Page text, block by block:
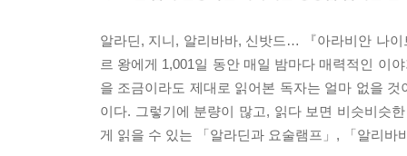
알라딘, 지니, 알리바바, 신밧드… 『아라비안 나
르 왕에게 1,001일 동안 매일 밤마다 매력적인 이
을 조금이라도 제대로 읽어본 독자는 얼마 없을
이다. 그렇기에 분량이 많고, 읽다 보면 비슷비슷
게 읽을 수 있는 「알라딘과 요술램프」, 「알리